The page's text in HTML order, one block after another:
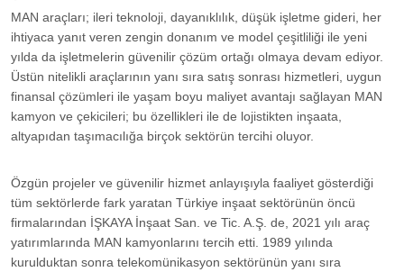
MAN araçları; ileri teknoloji, dayanıklılık, düşük işletme gideri, her
ihtiyaca yanıt veren zengin donanım ve model çeşitliliği ile yeni
yılda da işletmelerin güvenilir çözüm ortağı olmaya devam ediyor.
Üstün nitelikli araçlarının yanı sıra satış sonrası hizmetleri, uygun
finansal çözümleri ile yaşam boyu maliyet avantajı sağlayan MAN
kamyon ve çekicileri; bu özellikleri ile de lojistikten inşaata,
altyapıdan taşımacılığa birçok sektörün tercihi oluyor.
Özgün projeler ve güvenilir hizmet anlayışıyla faaliyet gösterdiği
tüm sektörlerde fark yaratan Türkiye inşaat sektörünün öncü
firmalarından İŞKAYA İnşaat San. ve Tic. A.Ş. de, 2021 yılı araç
yatırımlarında MAN kamyonlarını tercih etti. 1989 yılında
kurulduktan sonra telekomünikasyon sektörünün yanı sıra